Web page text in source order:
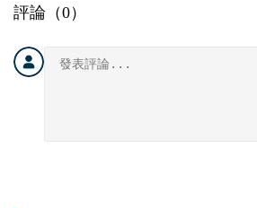
評論（0）